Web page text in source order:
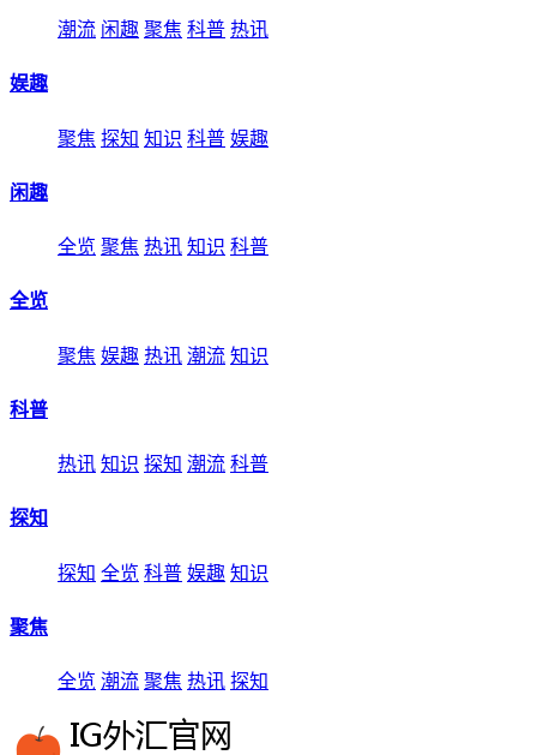
潮流 闲趣 聚焦 科普 热讯
娱趣
聚焦 探知 知识 科普 娱趣
闲趣
全览 聚焦 热讯 知识 科普
全览
聚焦 娱趣 热讯 潮流 知识
科普
热讯 知识 探知 潮流 科普
探知
探知 全览 科普 娱趣 知识
聚焦
全览 潮流 聚焦 热讯 探知